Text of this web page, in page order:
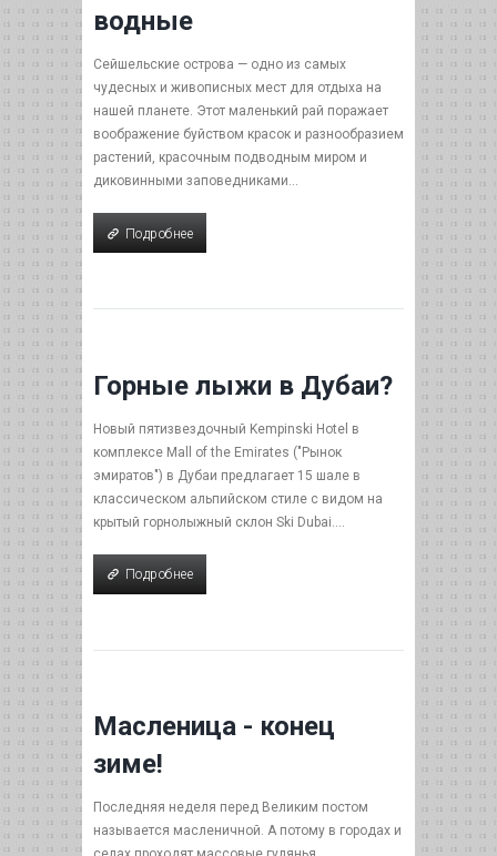
водные
Сейшельские острова — одно из самых
чудесных и живописных мест для отдыха на
нашей планете. Этот маленький рай поражает
воображение буйством красок и разнообразием
растений, красочным подводным миром и
диковинными заповедниками...
Подробнее
Горные лыжи в Дубаи?
Новый пятизвездочный Kempinski Hotel в
комплексе Mall of the Emirates ("Рынок
эмиратов") в Дубаи предлагает 15 шале в
классическом альпийском стиле c видом на
крытый горнолыжный склон Ski Dubai....
Подробнее
Масленица - конец
зиме!
Последняя неделя перед Великим постом
называется масленичной. А потому в городах и